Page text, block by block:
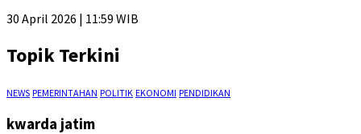
30 April 2026 | 11:59 WIB
Topik Terkini
NEWS PEMERINTAHAN POLITIK EKONOMI PENDIDIKAN
kwarda jatim